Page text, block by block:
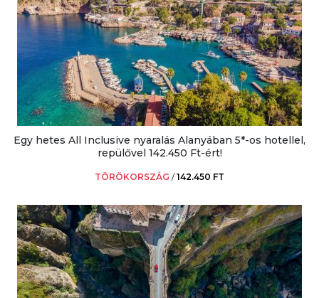
Egy hetes All Inclusive nyaralás Alanyában 5*-os hotellel,
repülővel 142.450 Ft-ért!
TÖRÖKORSZÁG /142.450 FT